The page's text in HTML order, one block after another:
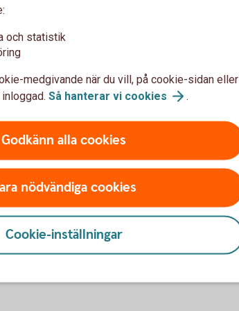
startbesked,
och
er för att betala
fakturorna för bygget
på banken hjälper er
och statistik
medgivande när du vill, på cookie-sidan eller
Så hanterar vi cookies .
Godkänn alla cookies
nödvändiga cookies
Cookie-inställningar